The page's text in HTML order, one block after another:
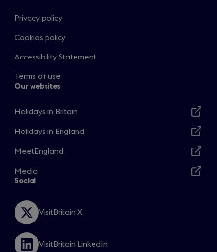
Privacy policy
Cookies policy
Accessibility Statement
Terms of use
Our websites
Holidays in Britain
in
new
Holidays in England
in
new
window
MeetEngland
in
a
window
Media
Opens
new
window
Social
VisitBritain X
Opens
a
new
VisitBritain LinkedIn
Opens